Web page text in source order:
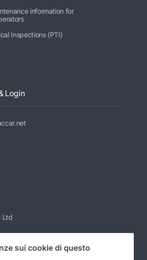
information for
Inspections (PTI)
Login
Ltd
sui cookie di questo